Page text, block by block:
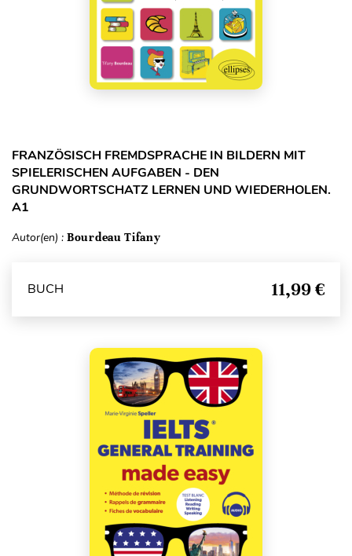
FRANZÖSISCH FREMDSPRACHE IN BILDERN MIT
SPIELERISCHEN AUFGABEN - DEN
GRUNDWORTSCHATZ LERNEN UND WIEDERHOLEN.
A1
Autor(en) : Bourdeau Tifany
BUCH 11,99 €